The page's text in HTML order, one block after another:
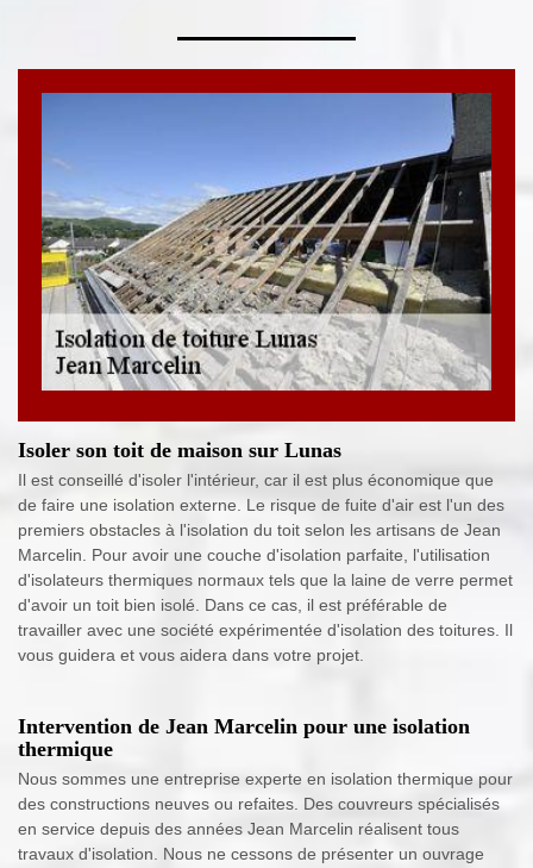
Isoler son toit de maison sur Lunas
Il est conseillé d'isoler l'intérieur, car il est plus économique que
de faire une isolation externe. Le risque de fuite d'air est l'un des
premiers obstacles à l'isolation du toit selon les artisans de Jean
Marcelin. Pour avoir une couche d'isolation parfaite, l'utilisation
d'isolateurs thermiques normaux tels que la laine de verre permet
d'avoir un toit bien isolé. Dans ce cas, il est préférable de
travailler avec une société expérimentée d'isolation des toitures. Il
vous guidera et vous aidera dans votre projet.
Intervention de Jean Marcelin pour une isolation
thermique
Nous sommes une entreprise experte en isolation thermique pour
des constructions neuves ou refaites. Des couvreurs spécialisés
en service depuis des années Jean Marcelin réalisent tous
travaux d'isolation. Nous ne cessons de présenter un ouvrage